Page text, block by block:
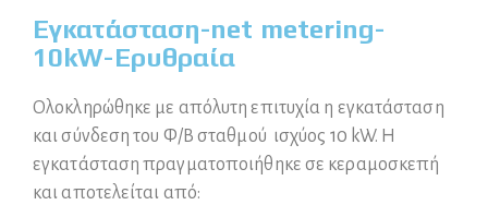
Εγκατάσταση-net metering-
10kW-Ερυθραία
Ολοκληρώθηκε με απόλυτη επιτυχία η εγκατάσταση
και σύνδεση του Φ/Β σταθμού ισχύος 10 kW. Η
εγκατάσταση πραγματοποιήθηκε σε κεραμοσκεπή
και αποτελείται από: